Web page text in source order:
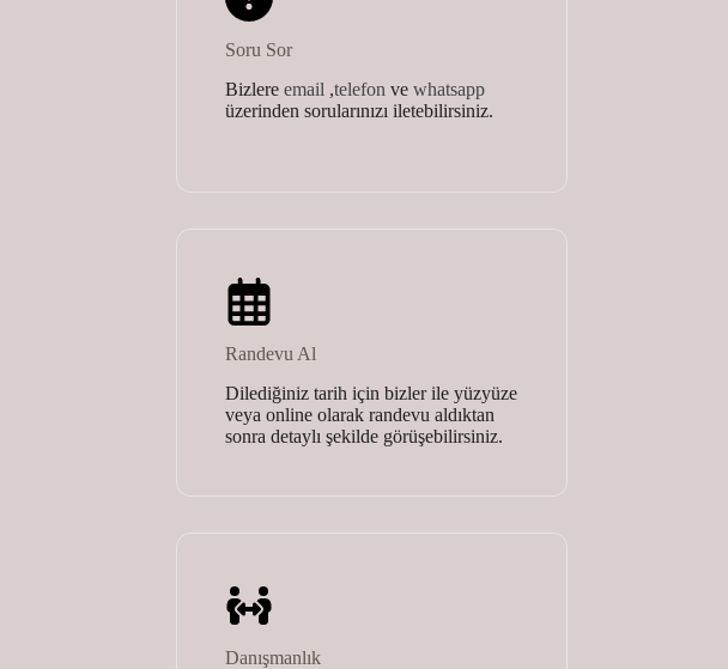
Soru Sor
Bizlereemail ,telefonvewhatsapp
üzerinden sorularınızı iletebilirsiniz.
Randevu Al
Dilediğiniz tarih için bizler ile yüzyüze
veya online olarak randevu aldıktan
sonra detaylı şekilde görüşebilirsiniz.
Danışmanlık